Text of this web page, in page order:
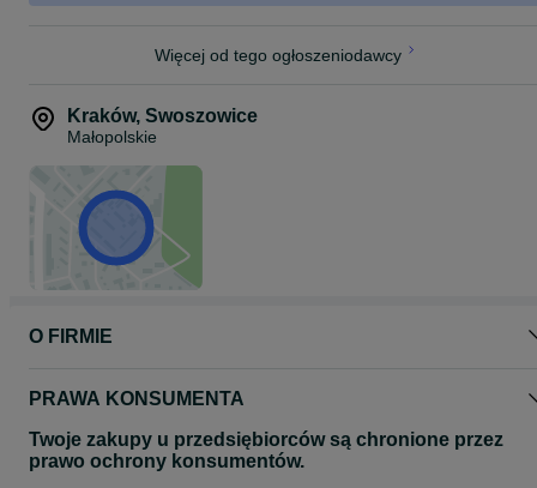
Więcej od tego ogłoszeniodawcy
Kraków, Swoszowice
Małopolskie
O FIRMIE
PRAWA KONSUMENTA
Twoje zakupy u przedsiębiorców są chronione przez
prawo ochrony konsumentów.